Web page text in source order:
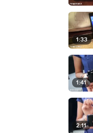
1:33
1:41
2:11